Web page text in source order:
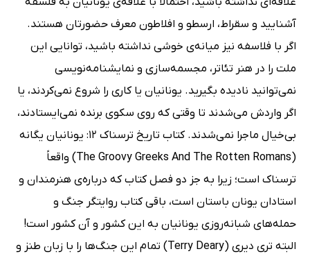
آشنایید و سقراط، ارسطو و افلاطون معرف حضورتان هستند.
اگر با فلاسفه نیز میانه‌ی خوشی نداشته باشید، توانایی این
ملت را در هنر تئاتر، مجسمه‌سازی و نمایشنامه‌نویسی
نمی‌توانید نادیده بگیرید. یونانیان یا کاری را شروع نمی‌کردند، یا
اگر واردش می‌شدند تا وقتی که روی سکوی برنده نمی‌ایستادند،
بی‌خیال ماجرا نمی‌شدند. کتاب تاریخ ترسناک 12: یونانیان یگانه
(The Groovy Greeks And The Rotten Romans) واقعاً
ترسناک است؛ زیرا به جز دو فصل کتاب که درباره‌ی هنرمندان و
استادان یونان باستان است، باقی کتاب روایتگر جنگ و
حمله‌های شبانه‌روزی یونانیان به این کشور و آن کشور است!
البته تری دیری (Terry Deary) تمام این جنگ‌ها را با زبان طنز و